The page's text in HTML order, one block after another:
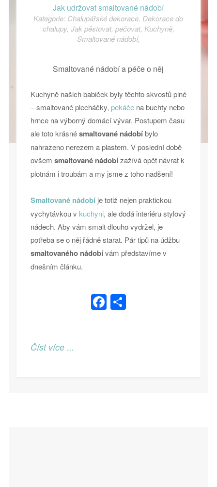
Jak udržovat smaltované nádobí
Kategorie: Chalupářské dekorace, Dekorace do
chalupy, Jak pěstovat, pečovat, Kuchyně,
Smaltované nádobí,
Smaltované nádobí a péče o něj
Kuchyně našich babiček byly těchto skvostů plné
– smaltované plecháčky, pekáčena buchty nebo
hrnce na výborný domácí vývar. Postupem času
ale toto krásnésmaltované nádobíbylo
nahrazeno nerezem a plastem. V poslední době
ovšem smaltované nádobízažívá opět návrat k
plotnám i troubám a my jsme z toho nadšení!
Smaltované nádobíje totiž nejen praktickou
vychytávkou v kuchyni, ale dodá interiéru stylový
nádech. Aby vám smalt dlouho vydržel, je
potřeba se o něj řádně starat. Pár tipů na údžbu
smaltovaného nádobívám představíme v
dnešním článku.
Facebook
Share
Číst více ...